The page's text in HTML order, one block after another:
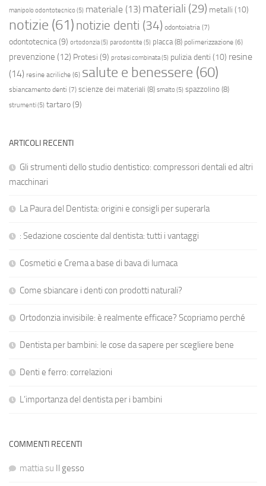
manipolo odontotecnico(5) materiale (13) materiali (29) metalli (10)
notizie (61) notizie denti (34) odontoiatria (7)
odontotecnica(9) ortodonzia(5) parodontite (5) placca(8) polimerizzazione (6)
prevenzione (12) Protesi (9) protesi combinata(5) pulizia denti (10) resine
(14) resine acriliche (6) salute e benessere (60)
sbiancamento denti (7) scienze dei materiali (8) smalto(5) spazzolino (8)
strumenti(5) tartaro(9)
ARTICOLI RECENTI
Gli strumenti dello studio dentistico: compressori dentali ed altri
macchinari
La Paura del Dentista: origini e consigli per superarla
: Sedazione cosciente dal dentista: tutti i vantaggi
Cosmetici e Crema a base di bava di lumaca
Come sbiancare i denti con prodotti naturali?
Ortodonzia invisibile: è realmente efficace? Scopriamo perché
Dentista per bambini: le cose da sapere per scegliere bene
Denti e ferro: correlazioni
L’importanza del dentista per i bambini
COMMENTI RECENTI
mattiasu Il gesso